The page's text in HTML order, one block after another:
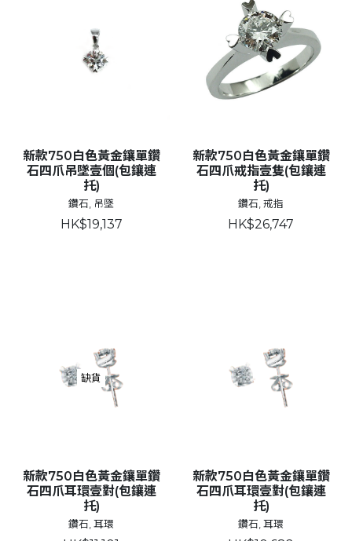
新款750白色黃金鑲單鑽
石四爪吊墜壹個(包鑲連
托)
鑽石, 吊墜
HK$19,137
新款750白色黃金鑲單鑽
石四爪戒指壹隻(包鑲連
托)
鑽石, 戒指
HK$26,747
缺貨
新款750白色黃金鑲單鑽
石四爪耳環壹對(包鑲連
托)
鑽石, 耳環
新款750白色黃金鑲單鑽
石四爪耳環壹對(包鑲連
托)
鑽石, 耳環